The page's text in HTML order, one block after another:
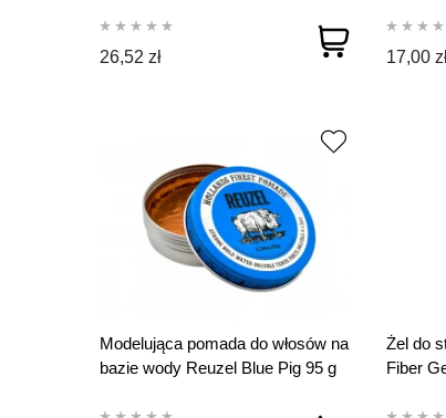
26,52 zł 17,00
Modelująca pomada do włosów na
bazie wody Reuzel Blue Pig 95 g
Żel do
Fiber